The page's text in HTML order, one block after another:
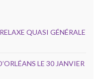
QUASI GÉNÉRALE
LE 30 JANVIER